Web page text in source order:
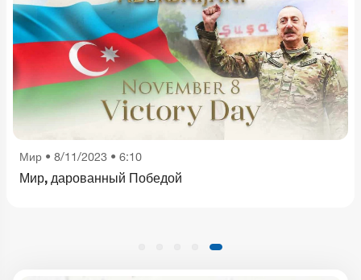
Мир • 8/11/2023 • 6:10
Мир, дарованный Победой